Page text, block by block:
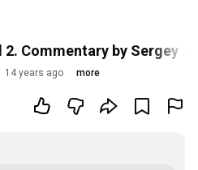
2. Commentary by Sergey
14 years ago more